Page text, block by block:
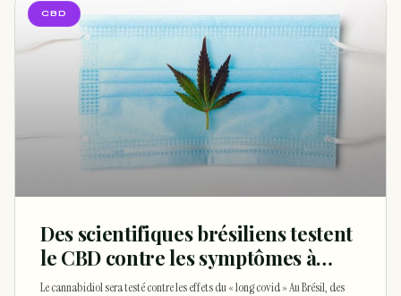
Étude : L’extrait de cannabis, un traitement efficace
contre les maux de dos…
Un fabricant polonais de textiles à base de chanvre
suscite une forte…
CBD
Des scientifiques brésiliens testent
le CBD contre les symptômes à
long terme du COVID-19
Le cannabidiol sera testé contre les effets du « long covid » Au Brésil, des